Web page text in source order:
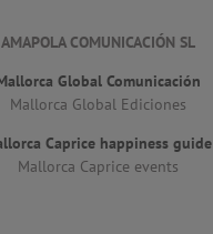
AMAPOLA COMUNICACIÓN SL
Global Comunicación
Mallorca Global Ediciones
Caprice happiness guide
Mallorca Caprice events